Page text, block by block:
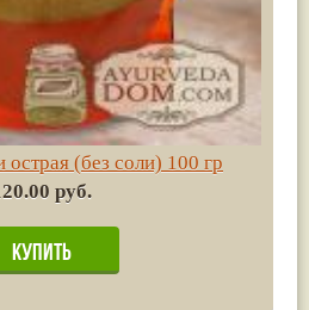
(без соли) 100 гр
руб.